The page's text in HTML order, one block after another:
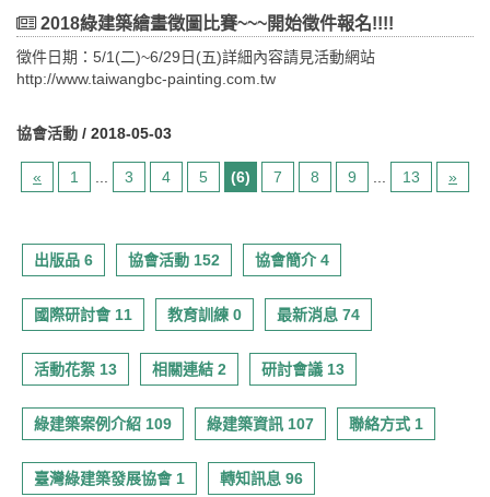
註 108年8月13日（星期二）北108年8月27日（星期二）南大坪林
聯合開發大樓第二講習教室(北)觀光局旅遊服務中心高雄服務處多功
能演講廳(南)09：0009：25報到09：3009：40執行單位報告09：
4010：10綠建築與永續智慧社區推動策略內政部建築研究所薦派
理90min11：4011：50Q & A時間10min11：5013：00中午用餐
13：0014：30既有建築綠建築改善設計陳海曙副教授90min14：
3014：40Q & A時間10min14：4014：50休息時間14：5016：20
旅導覽解說人員培訓課程（第二天）日期地點課程內容時間講師備
註108年8月14日（星期三）北108年8月28日（星期三）南大坪林聯
演講廳(南)09：3010：00報到10：0012：00在光譜間遊走與對話-
生態旅遊的多重樣貌(室內)林青蓉教授120min12：0013：00中午用
餐休息時間13：0014：00交通時間13：0013：30交通時間課程內
容時間講師課程內容時間講師備註14：0016：00北：安永心食館安
務所120min賦歸 綠建築示範基地暨低碳觀光綠建築知性之旅導覽解
說人員培訓課程（第三天）日期地點課程內容時間時間備註 108年8
月20日（星期二）北108年9月3日（星期二）南大坪林聯合開發大
樓第二講習教室(北)觀光局旅遊服務中心高雄服務處亞太館(南)13：
報名日期：3/27起至4/17止(二)、報名名額、方式及注意事項：
一、報名名額：本參訪活動報名費用為免費，各場次限定人數為
20~30人。 二、報名方式： 1.網路報名：請至財團法人台灣建築
中心網站（http://www.tabc.org.tw/）右側【研討會報名】進行線上
仍未達30人者，主辦單位視執行情形保留調整之權利。 2.團體報
名：本參訪活動亦接受機關團體報名(20人以上)，請與本會人員聯繫
TEL： 02-8667-6111分機181 陳志豪先生。三、注意事項： 1.報
告知本會人員，取消此次參訪活動，報到未到者， 將取消之後報名
之資格敬請見諒。 3. 每一示範基地每人僅限參與一次，以利政府
推動「綠建築教育示範基地參訪活動」。
2018綠建築繪畫徵圖比賽~~~開始徵件報名!!!!
徵件日期：5/1(二)~6/29日(五)詳細內容請見活動網站
http://www.taiwangbc-painting.com.tw
協會活動 / 2018-05-03
« 1 3 4 5 (6) 7 8 9 13 »
出版品 6 協會活動 152 協會簡介 4
國際研討會 11 教育訓練 0 最新消息 74
活動花絮 13 相關連結 2 研討會議 13
綠建築案例介紹 109 綠建築資訊 107 聯絡方式 1
臺灣綠建築發展協會 1 轉知訊息 96